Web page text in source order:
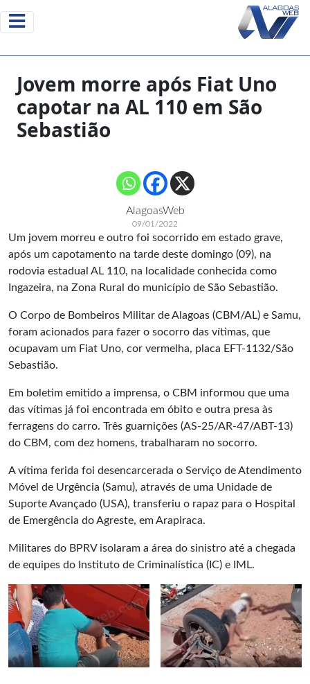
Jovem morre após Fiat Uno
capotar na AL 110 em São
Sebastião
AlagoasWeb
09/01/2022
Um jovem morreu e outro foi socorrido em estado grave,
após um capotamento na tarde deste domingo (09), na
rodovia estadual AL 110, na localidade conhecida como
Ingazeira, na Zona Rural do município de São Sebastião.
O Corpo de Bombeiros Militar de Alagoas (CBM/AL) e Samu,
foram acionados para fazer o socorro das vítimas, que
ocupavam um Fiat Uno, cor vermelha, placa EFT-1132/São
Sebastião.
Em boletim emitido a imprensa, o CBM informou que uma
das vítimas já foi encontrada em óbito e outra presa às
ferragens do carro. Três guarnições (AS-25/AR-47/ABT-13)
do CBM, com dez homens, trabalharam no socorro.
A vítima ferida foi desencarcerada o Serviço de Atendimento
Móvel de Urgência (Samu), através de uma Unidade de
Suporte Avançado (USA), transferiu o rapaz para o Hospital
de Emergência do Agreste, em Arapiraca.
Militares do BPRV isolaram a área do sinistro até a chegada
de equipes do Instituto de Criminalística (IC) e IML.